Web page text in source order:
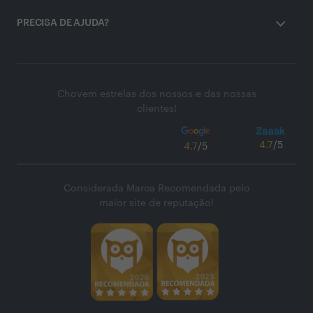
PRECISA DE AJUDA?
Chovem estrelas dos nossos e das nossas
clientes!
4.7/5 4.7/5
Considerada Marca Recomendada pelo
maior site de reputação!